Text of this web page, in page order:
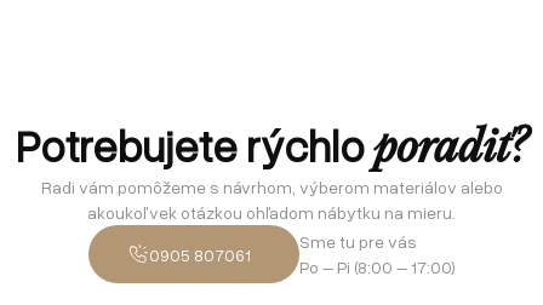
Potrebujete rýchloporadiť?
Radi vám pomôžeme s návrhom, výberom materiálov alebo
akoukoľvek otázkou ohľadom nábytku na mieru.
0905 807061
Sme tu pre vás
Po – Pi (8:00 – 17:00)